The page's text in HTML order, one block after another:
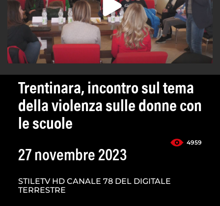
Trentinara, incontro sul tema
della violenza sulle donne con
le scuole
4959
27 novembre 2023
STILETV HD CANALE 78 DEL DIGITALE
TERRESTRE